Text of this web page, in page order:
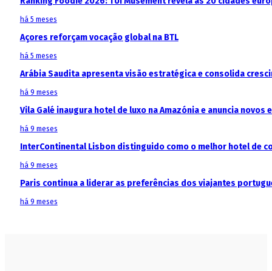
há 5 meses
Açores reforçam vocação global na BTL
há 5 meses
Arábia Saudita apresenta visão estratégica e consolida
há 9 meses
Vila Galé inaugura hotel de luxo na Amazónia e anuncia
há 9 meses
InterContinental Lisbon distinguido como o melhor hotel de
há 9 meses
Paris continua a liderar as preferências dos viajantes
há 9 meses